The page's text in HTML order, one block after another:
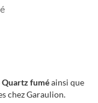
Quartz fuméainsi que
chez Garaulion.